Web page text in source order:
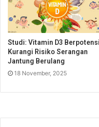
Studi: Vitamin D3 Berpotensi
Kurangi Risiko Serangan
Jantung Berulang
18 November, 2025